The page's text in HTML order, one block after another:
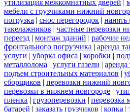
утилизация межкомнатных дверей |
мебели с грузчиками нижний
погрузка | снос перегородок | нанять
такелажников | частные перевозки
переезд | монтаж зданий | рабочие
фронтального погрузчика | аренда
услуги | уборка офиса | коробки |
металлолома | услуги газели | аренда
подъем строительных материалов |
сборщиков | перевозки нижний
перевозки в нижнем новгороде |
пленка | грузоперевозки | перевозка
батарей | заказать грузчиков | копка |